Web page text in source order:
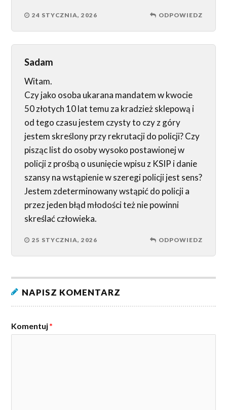
24 STYCZNIA, 2026 ODPOWIEDZ
Sadam
Witam.
Czy jako osoba ukarana mandatem w kwocie
50 złotych 10 lat temu za kradzież sklepową i
od tego czasu jestem czysty to czy z góry
jestem skreślony przy rekrutacji do policji? Czy
pisząc list do osoby wysoko postawionej w
policji z prośbą o usunięcie wpisu z KSIP i danie
szansy na wstąpienie w szeregi policji jest sens?
Jestem zdeterminowany wstąpić do policji a
przez jeden błąd młodości też nie powinni
skreślać człowieka.
25 STYCZNIA, 2026 ODPOWIEDZ
NAPISZ KOMENTARZ
Komentuj*